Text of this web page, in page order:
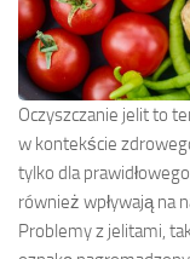
Oczyszczanie jelit to
w kontekście
tylko dla
również wpływają na
Problemy z jelitami,